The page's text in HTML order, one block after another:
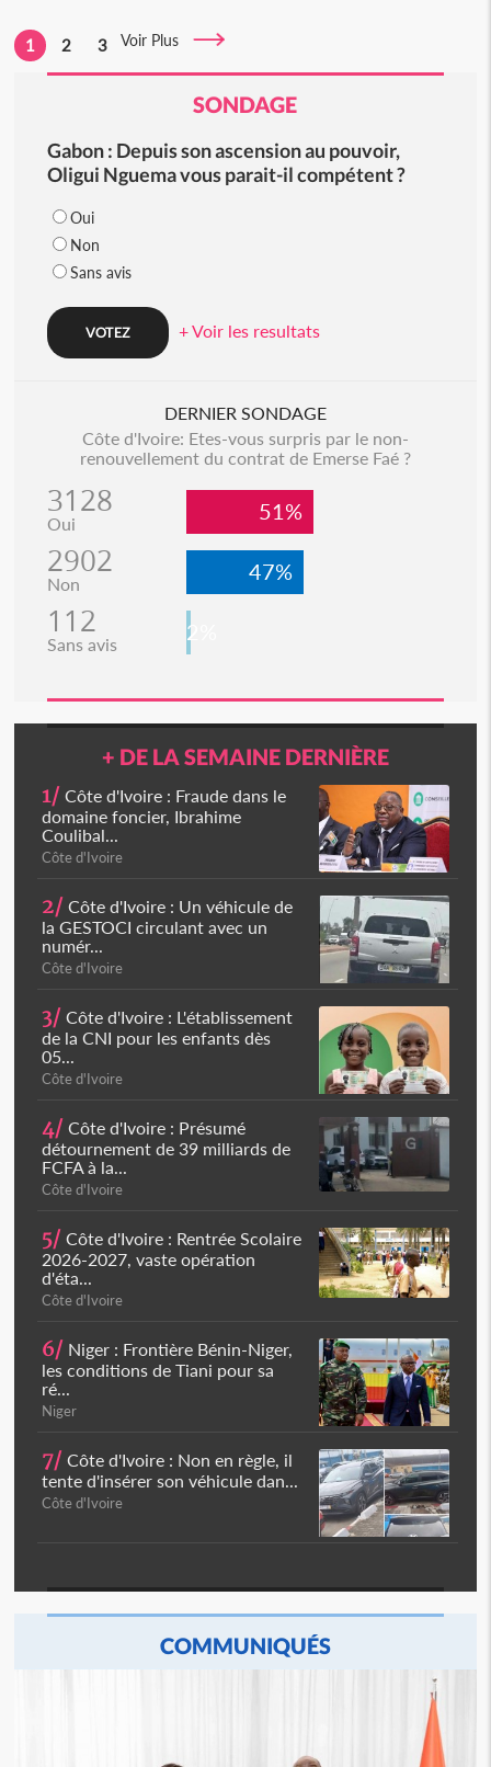
1 2 3 Voir Plus
SONDAGE
Gabon : Depuis son ascension au pouvoir,
Oligui Nguema vous parait-il compétent ?
Oui
Non
Sans avis
+ Voir les resultats
DERNIER SONDAGE
Côte d'Ivoire: Etes-vous surpris par le non-
renouvellement du contrat de Emerse Faé ?
3128
Oui 51%
2902
Non 47%
112
Sans avis 2%
+ DE LA SEMAINE DERNIÈRE
1/ Côte d'Ivoire : Fraude dans le
domaine foncier, Ibrahime
Coulibal...
Côte d'Ivoire
2/ Côte d'Ivoire : Un véhicule de
la GESTOCI circulant avec un
numér...
Côte d'Ivoire
3/ Côte d'Ivoire : L'établissement
de la CNI pour les enfants dès
05...
Côte d'Ivoire
4/ Côte d'Ivoire : Présumé
détournement de 39 milliards de
FCFA à la...
Côte d'Ivoire
5/ Côte d'Ivoire : Rentrée Scolaire
2026-2027, vaste opération
d'éta...
Côte d'Ivoire
6/ Niger : Frontière Bénin-Niger,
les conditions de Tiani pour sa
ré...
Niger
7/ Côte d'Ivoire : Non en règle, il
tente d'insérer son véhicule dan...
Côte d'Ivoire
COMMUNIQUÉS